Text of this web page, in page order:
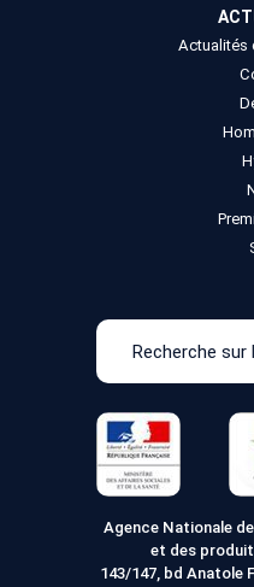
Actualités
Recherche
le
site
Web
Agence Nationale
et des
143/147, bd Anatole